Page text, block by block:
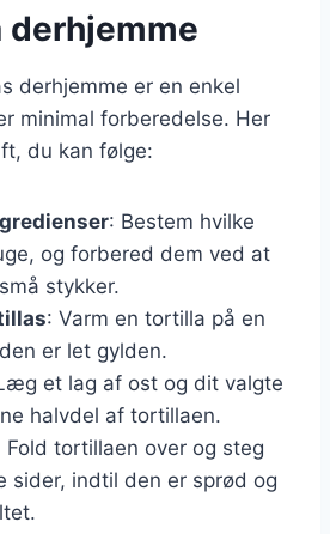
derhjemme
derhjemme er en enkel
minimal forberedelse. Her
du kan følge:
: Bestem hvilke
og forbered dem ved at
stykker.
: Varm en tortilla på en
er let gylden.
et lag af ost og dit valgte
halvdel af tortillaen.
Fold tortillaen over og steg
sider, indtil den er sprød og